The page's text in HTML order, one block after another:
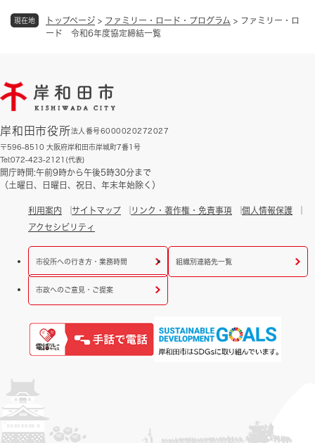
現在地 トップページ > ファミリー・ロード・プログラム > ファミリー・ロ
ード 令和6年度協定締結一覧
岸和田市役所法人番号6000020272027
〒596-8510 大阪府岸和田市岸城町7番1号
Tel:072-423-2121(代表)
開庁時間:午前9時から午後5時30分まで
（土曜日、日曜日、祝日、年末年始除く）
利用案内 サイトマップ リンク・著作権・免責事項
個人情報保護
アクセシビリティ
市役所への行き方・業務時間 組織別連絡先一覧
市政へのご意見・ご提案